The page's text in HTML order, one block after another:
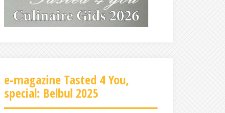
e-magazine Tasted 4 You,
special: Belbul 2025